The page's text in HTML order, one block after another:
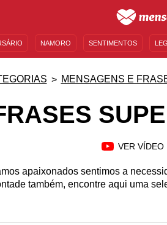
NAMORO SENTIMENTOS
MENSAGENS E
VER VÍDEO
apaixonados sentimos a
também, encontre aqui uma